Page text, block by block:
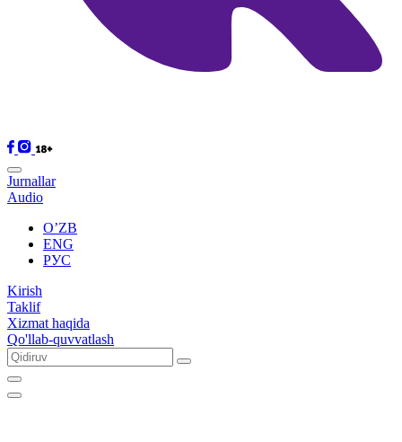
Jurnallar
Audio
O’ZB
ENG
РУС
Kirish
Taklif
Xizmat haqida
Qo'llab-quvvatlash